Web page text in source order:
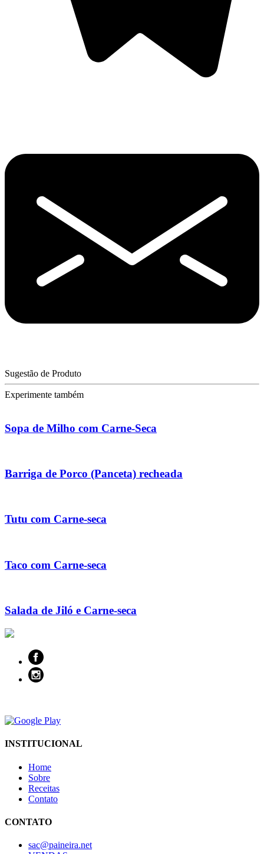
Sugestão de Produto
Experimente também
Sopa de Milho com Carne-Seca
Barriga de Porco (Panceta) recheada
Tutu com Carne-seca
Taco com Carne-seca
Salada de Jiló e Carne-seca
INSTITUCIONAL
Home
Sobre
Receitas
Contato
CONTATO
sac@paineira.net